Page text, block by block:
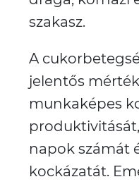
szakasz.
A
jelentős
munkaképes
napok számát
kockázatát.